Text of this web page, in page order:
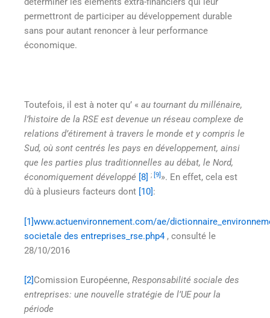
permettront de participer au développement durable
sans pour autant renoncer à leur performance
économique.
Toutefois, il est à noter qu’ « au tournant du millénaire,
l’histoire de la RSE est devenue un réseau complexe de
relations d’étirement à travers le monde et y compris le
Sud, où sont centrés les pays en développement, ainsi
que les parties plus traditionnelles au débat, le Nord,
économiquement développé [8] ; [9] ». En effet, cela est
dû à plusieurs facteurs dont [10] :
[1]www.actuenvironnement.com/ae/
societale des entreprises_rse.php4, consulté le
28/10/2016
[2] Comission Européenne, Responsabilité sociale des
entreprises: une nouvelle stratégie de l’UE pour la
période